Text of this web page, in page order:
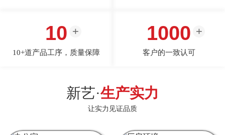
10
10+道产品工序，质量保障
1000
客户的一致认可
新艺·生产实力
让实力见证品质